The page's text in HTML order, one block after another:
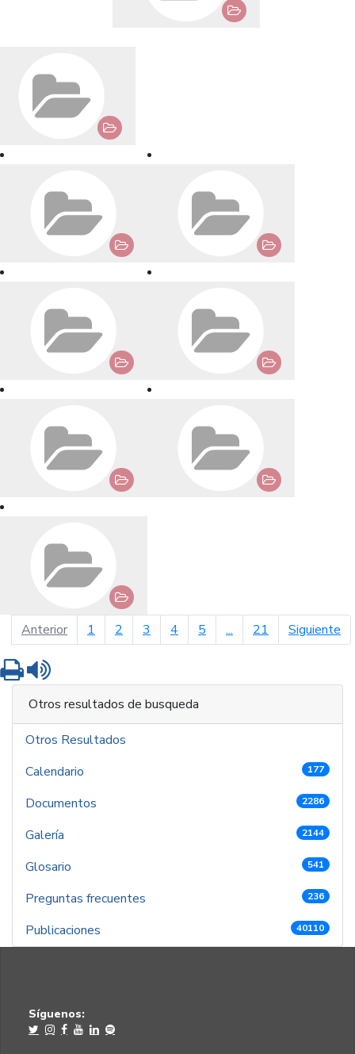
Anteriorpágina anterior
1 2 3 4 5 ... 21 Siguiente
Imprimir
Otros resultados de busqueda
Otros Resultados
Calendario
177
Documentos 2286
Galería 2144
Glosario 541
Preguntas frecuentes 236
Publicaciones 40110
Síguenos: